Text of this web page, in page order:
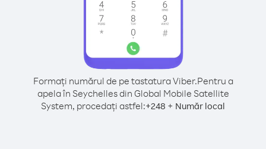
Formați numărul de pe tastatura Viber.Pentru a
apela în Seychelles din Global Mobile Satellite
System, procedați astfel:+248 + Număr local